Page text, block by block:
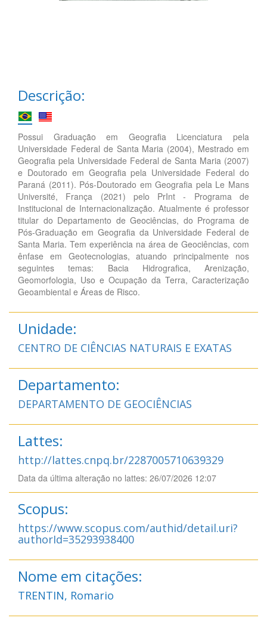
Descrição:
Possui Graduação em Geografia Licenciatura pela
Universidade Federal de Santa Maria (2004), Mestrado em
Geografia pela Universidade Federal de Santa Maria (2007)
e Doutorado em Geografia pela Universidade Federal do
Paraná (2011). Pós-Doutorado em Geografia pela Le Mans
Université, França (2021) pelo PrInt - Programa de
Institucional de Internacionalização. Atualmente é professor
titular do Departamento de Geociências, do Programa de
Pós-Graduação em Geografia da Universidade Federal de
Santa Maria. Tem experiência na área de Geociências, com
ênfase em Geotecnologias, atuando principalmente nos
seguintes temas: Bacia Hidrografica, Arenização,
Geomorfologia, Uso e Ocupação da Terra, Caracterização
Geoambiental e Áreas de Risco.
Unidade:
CENTRO DE CIÊNCIAS NATURAIS E EXATAS
Departamento:
DEPARTAMENTO DE GEOCIÊNCIAS
Lattes:
http://lattes.cnpq.br/2287005710639329
Data da última alteração no lattes: 26/07/2026 12:07
Scopus:
https://www.scopus.com/authid/detail.uri?
authorId=35293938400
Nome em citações:
TRENTIN, Romario